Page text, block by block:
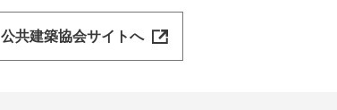
公共建築協会サイトへ